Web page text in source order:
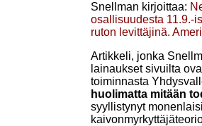
Snellman kirjoittaa:
osallisuudesta 11.9.-
ruton levittäjinä.
Artikkeli, jonka
lainaukset sivuilta
toiminnasta
huolimatta mitään
syyllistynyt